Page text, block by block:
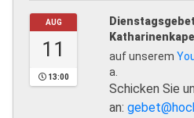
AUG
11
13:00
auf unserem
a.
Schicken Sie
an: